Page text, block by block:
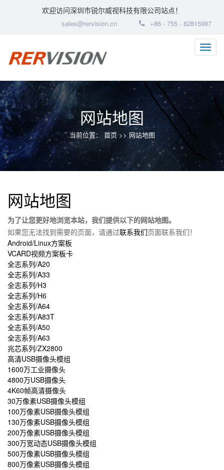
欢迎访问深圳市锐尔威视科技有限公司站点！
sales@rervision.cn +86 - 755 - 82815997
网站地图
当前位置： 首页>> 网站地图
网站地图
为了让您更好地浏览本站，我们提供以下的网站地图。
如果您无法找到需要的页面，请通过联系我们页面联系我们！
Android/Linux方案板
VCARD视频方案板卡
全志系列/A20
全志系列/A33
全志系列/H3
全志系列/H6
全志系列/A64
全志系列/A83T
全志系列/A50
全志系列/A63
兆芯系列/ZX2800
高清USB摄像头模组
1600万工业摄像头
4800万USB摄像头
4K60帧高清摄像头
30万像素USB摄像头模组
100万像素USB摄像头模组
130万像素USB摄像头模组
200万像素USB摄像头模组
300万宽动态USB摄像头模组
500万像素USB摄像头模组
800万像素USB摄像头模组